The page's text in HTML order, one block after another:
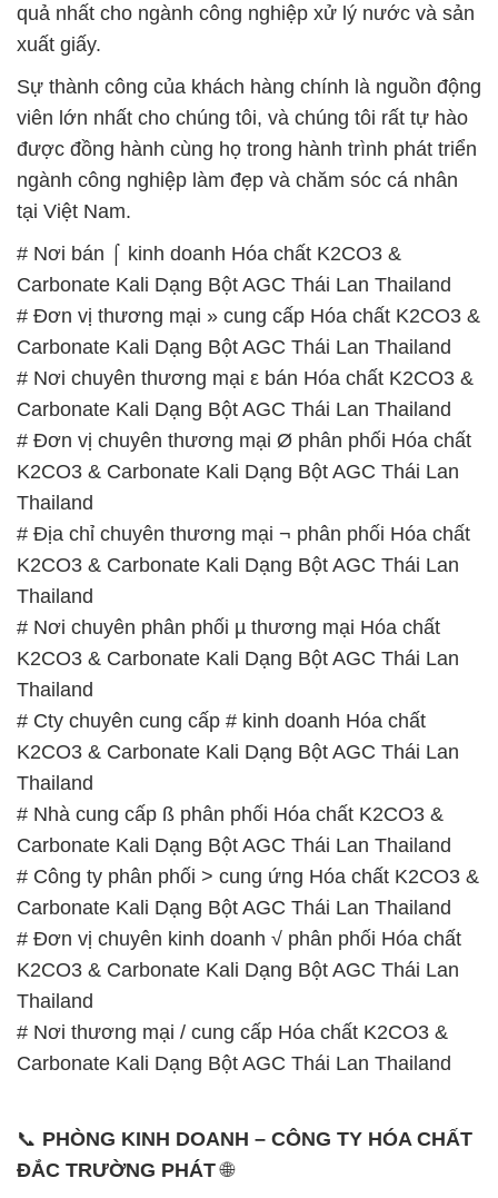
quả nhất cho ngành công nghiệp xử lý nước và sản
xuất giấy.
Sự thành công của khách hàng chính là nguồn động
viên lớn nhất cho chúng tôi, và chúng tôi rất tự hào
được đồng hành cùng họ trong hành trình phát triển
ngành công nghiệp làm đẹp và chăm sóc cá nhân
tại Việt Nam.
# Nơi bán ⌠ kinh doanh Hóa chất K2CO3 &
Carbonate Kali Dạng Bột AGC Thái Lan Thailand
# Đơn vị thương mại » cung cấp Hóa chất K2CO3 &
Carbonate Kali Dạng Bột AGC Thái Lan Thailand
# Nơi chuyên thương mại ε bán Hóa chất K2CO3 &
Carbonate Kali Dạng Bột AGC Thái Lan Thailand
# Đơn vị chuyên thương mại Ø phân phối Hóa chất
K2CO3 & Carbonate Kali Dạng Bột AGC Thái Lan
Thailand
# Địa chỉ chuyên thương mại ¬ phân phối Hóa chất
K2CO3 & Carbonate Kali Dạng Bột AGC Thái Lan
Thailand
# Nơi chuyên phân phối µ thương mại Hóa chất
K2CO3 & Carbonate Kali Dạng Bột AGC Thái Lan
Thailand
# Cty chuyên cung cấp # kinh doanh Hóa chất
K2CO3 & Carbonate Kali Dạng Bột AGC Thái Lan
Thailand
# Nhà cung cấp ß phân phối Hóa chất K2CO3 &
Carbonate Kali Dạng Bột AGC Thái Lan Thailand
# Công ty phân phối > cung ứng Hóa chất K2CO3 &
Carbonate Kali Dạng Bột AGC Thái Lan Thailand
# Đơn vị chuyên kinh doanh √ phân phối Hóa chất
K2CO3 & Carbonate Kali Dạng Bột AGC Thái Lan
Thailand
# Nơi thương mại / cung cấp Hóa chất K2CO3 &
Carbonate Kali Dạng Bột AGC Thái Lan Thailand
📞 PHÒNG KINH DOANH – CÔNG TY HÓA CHẤT
ĐẮC TRƯỜNG PHÁT🌐